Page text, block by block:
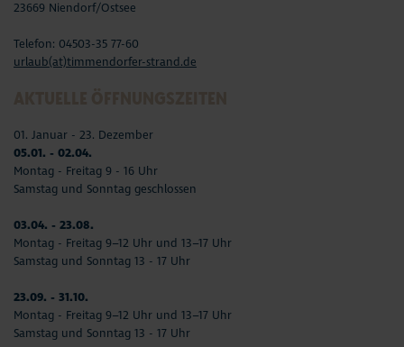
23669 Niendorf/Ostsee
Telefon: 04503-35 77-60
urlaub(at)timmendorfer-strand.de
01. Januar - 23. Dezember
05.01. - 02.04.
Montag - Freitag 9 - 16 Uhr
Samstag und Sonntag geschlossen
03.04. - 23.08.
Montag - Freitag 9–12 Uhr und 13–17 Uhr
Samstag und Sonntag 13 - 17 Uhr
23.09. - 31.10.
Montag - Freitag 9–12 Uhr und 13–17 Uhr
Samstag und Sonntag 13 - 17 Uhr